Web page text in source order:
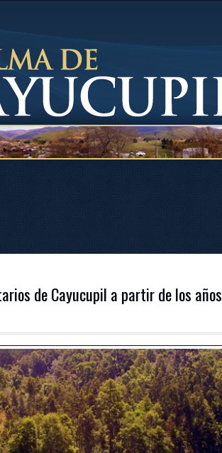
de Cayucupil a partir de los años